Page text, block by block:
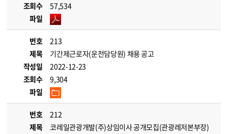
조회수
57,534
파일
번호
213
제목
기간제근로자(운전담당원) 채용 공고
작성일
2022-12-23
조회수
9,304
파일
번호
212
제목
코레일관광개발(주)상임이사 공개모집(관광레저본부장)